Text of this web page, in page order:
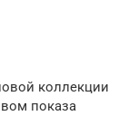
коллекции
показа